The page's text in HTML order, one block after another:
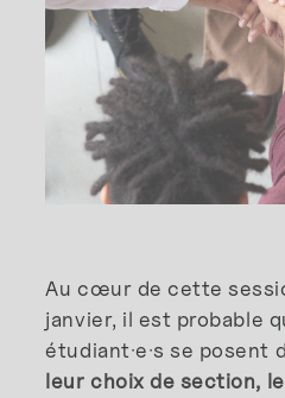
Au cœur de cette
janvier, il est probable
étudiant·e·s se posent
leur choix de section,